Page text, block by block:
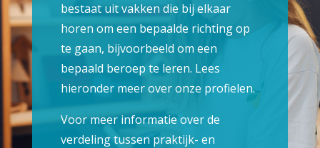
bestaat uit vakken die bij elkaar
horen om een bepaalde richting op
te gaan, bijvoorbeeld om een
bepaald beroep te leren. Lees
hieronder meer over onze profielen.
Voor meer informatie over de
verdeling tussen praktijk- en